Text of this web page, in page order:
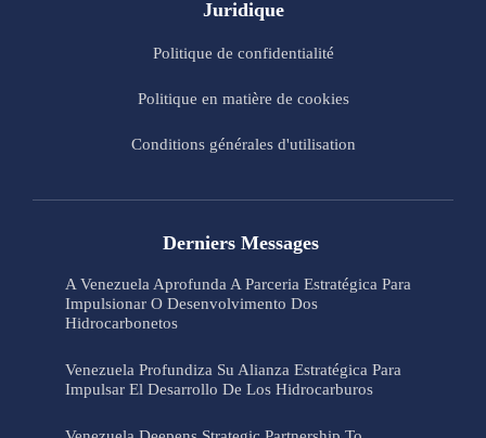
Juridique
Politique de confidentialité
Politique en matière de cookies
Conditions générales d'utilisation
Derniers Messages
A Venezuela Aprofunda A Parceria Estratégica Para
Impulsionar O Desenvolvimento Dos
Hidrocarbonetos
Venezuela Profundiza Su Alianza Estratégica Para
Impulsar El Desarrollo De Los Hidrocarburos